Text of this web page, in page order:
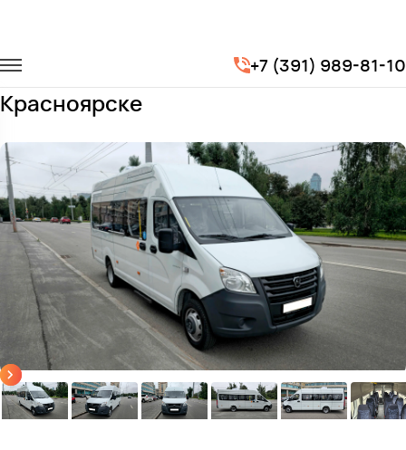
+7 (391) 989-81-10
Микроавтобусы ГАЗ Next
Заказать ГАЗ Next с водителем в
Красноярске